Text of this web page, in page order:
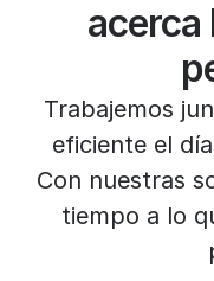
acerca
Trabajemos
eficiente el
Con nuestras
tiempo a lo